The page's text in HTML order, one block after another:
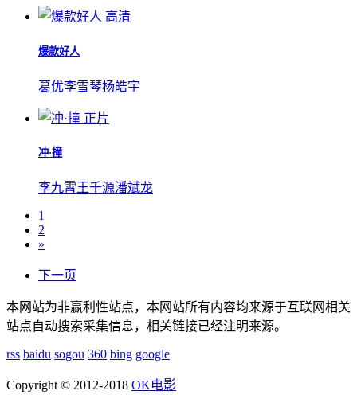
高清
爆款好人
葛优李雪琴杨皓宇
正片
冲·撞
李九霄王千源潘斌龙
1
2
»
下一页
本网站为非赢利性站点，本网站所有内容均来源于互联网相关
站点自动搜索采集信息，相关链接已经注明来源。
rss baidu sogou 360 bing google
Copyright © 2012-2018 OK电影